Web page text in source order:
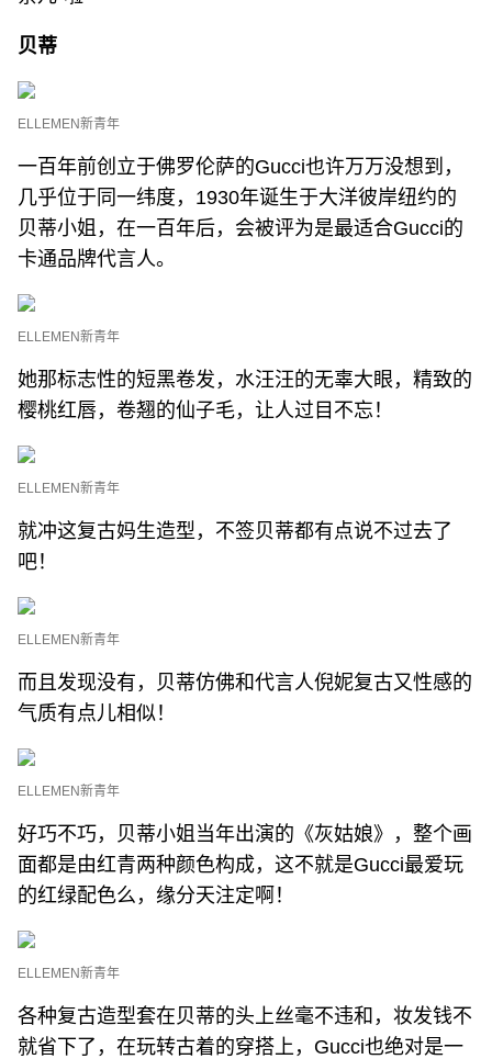
贝蒂
ELLEMEN新青年
一百年前创立于佛罗伦萨的Gucci也许万万没想到，
几乎位于同一纬度，1930年诞生于大洋彼岸纽约的
贝蒂小姐，在一百年后，会被评为是最适合Gucci的
卡通品牌代言人。
ELLEMEN新青年
她那标志性的短黑卷发，水汪汪的无辜大眼，精致的
樱桃红唇，卷翘的仙子毛，让人过目不忘！
ELLEMEN新青年
就冲这复古妈生造型，不签贝蒂都有点说不过去了
吧！
ELLEMEN新青年
而且发现没有，贝蒂仿佛和代言人倪妮复古又性感的
气质有点儿相似！
ELLEMEN新青年
好巧不巧，贝蒂小姐当年出演的《灰姑娘》，整个画
面都是由红青两种颜色构成，这不就是Gucci最爱玩
的红绿配色么，缘分天注定啊！
ELLEMEN新青年
各种复古造型套在贝蒂的头上丝毫不违和，妆发钱不
就省下了，在玩转古着的穿搭上，Gucci也绝对是一